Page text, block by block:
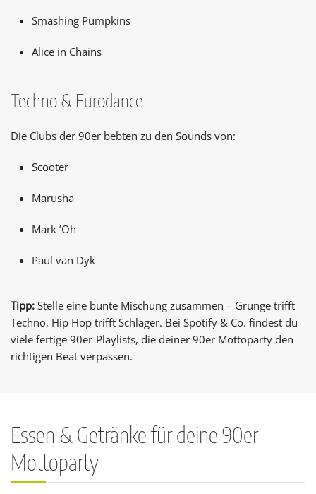
Smashing Pumpkins
Alice in Chains
Techno & Eurodance
Die Clubs der 90er bebten zu den Sounds von:
Scooter
Marusha
Mark ’Oh
Paul van Dyk
Tipp: Stelle eine bunte Mischung zusammen – Grunge trifft
Techno, Hip Hop trifft Schlager. Bei Spotify & Co. findest du
viele fertige 90er-Playlists, die deiner 90er Mottoparty den
richtigen Beat verpassen.
Essen & Getränke für deine 90er
Mottoparty